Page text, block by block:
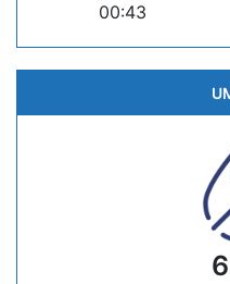
00:43